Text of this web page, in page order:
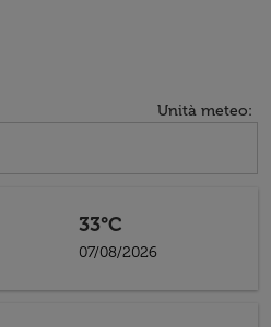
Unità meteo:
33°C
07/08/2026